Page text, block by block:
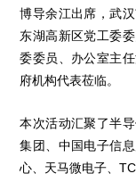
博导余江出席，武
东湖高新区党工委
委委员、办公室主
府机构代表莅临。
本次活动汇聚了半
集团、中国电子信
心、天马微电子、